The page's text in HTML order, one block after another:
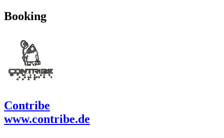
Booking
Contribe
www.contribe.de